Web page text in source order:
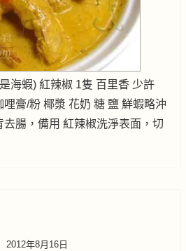
海蝦) 紅辣椒 1隻 百里香 少許
膏/粉 椰漿 花奶 糖 鹽 鮮蝦略沖
腸，備用 紅辣椒洗淨表面，切
2012年8月16日